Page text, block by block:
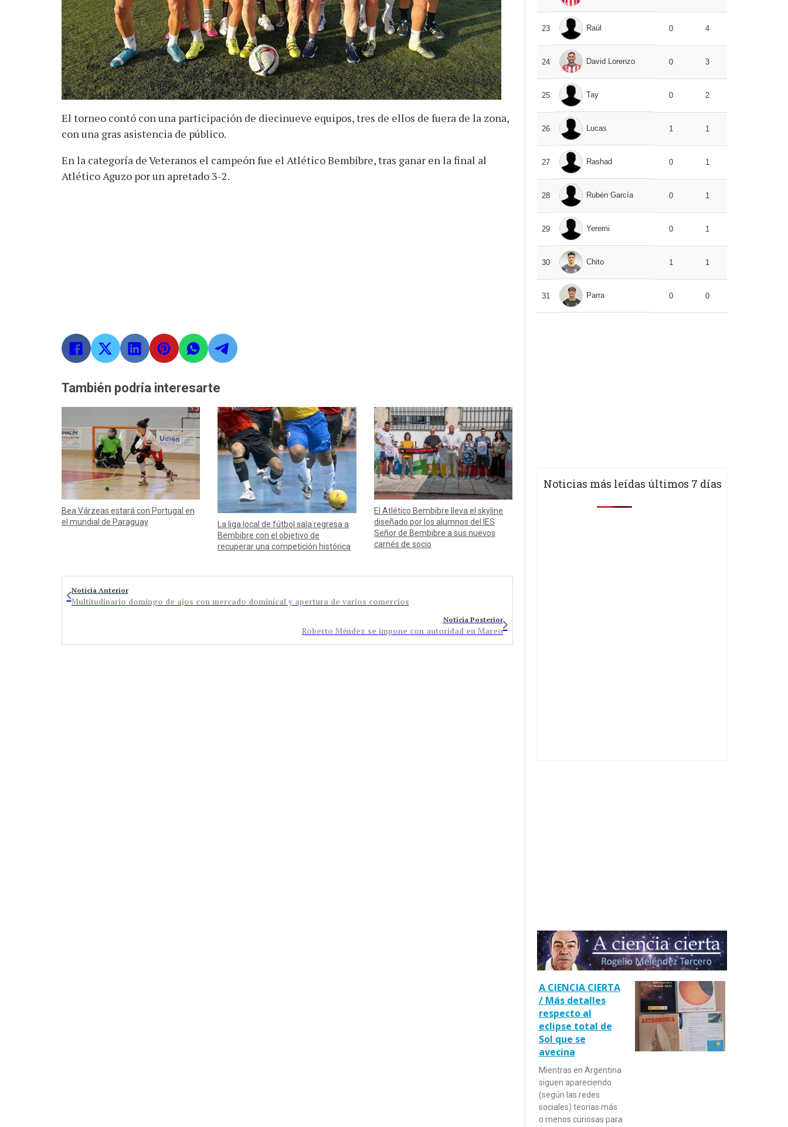
El torneo contó con una participación de diecinueve equipos, tres de ellos de fuera de la zona,
con una gras asistencia de público.
En la categoría de Veteranos el campeón fue el Atlético Bembibre, tras ganar en la final al
Atlético Aguzo por un apretado 3-2.
También podría interesarte
Bea Várzeas estará con Portugal en
el mundial de Paraguay
La liga local de fútbol sala regresa a
Bembibre con el objetivo de
recuperar una competición histórica
El Atlético Bembibre lleva el skyline
diseñado por los alumnos del IES
Señor de Bembibre a sus nuevos
carnés de socio
Noticia Anterior
Multitudinario domingo de ajos con mercado dominical y apertura de varios comercios
Noticia Posterior
Roberto Méndez se impone con autoridad en Mareo
23 Raúl 0 4
24 David Lorenzo 0 3
25 Tay 0 2
26 Lucas 1 1
27 Rashad 0 1
28 Rubén García 0 1
29 Yeremi 0 1
30 Chito 1 1
31 Parra 0 0
Noticias más leídas últimos 7 días
A CIENCIA CIERTA
/ Más detalles
respecto al
eclipse total de
Sol que se
avecina
Mientras en Argentina
siguen apareciendo
(según las redes
sociales) teorías más
o menos curiosas para